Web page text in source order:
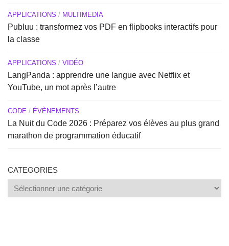
APPLICATIONS / MULTIMEDIA
Publuu : transformez vos PDF en flipbooks interactifs pour
la classe
APPLICATIONS / VIDÉO
LangPanda : apprendre une langue avec Netflix et
YouTube, un mot après l’autre
CODE / ÉVÈNEMENTS
La Nuit du Code 2026 : Préparez vos élèves au plus grand
marathon de programmation éducatif
CATEGORIES
Categories